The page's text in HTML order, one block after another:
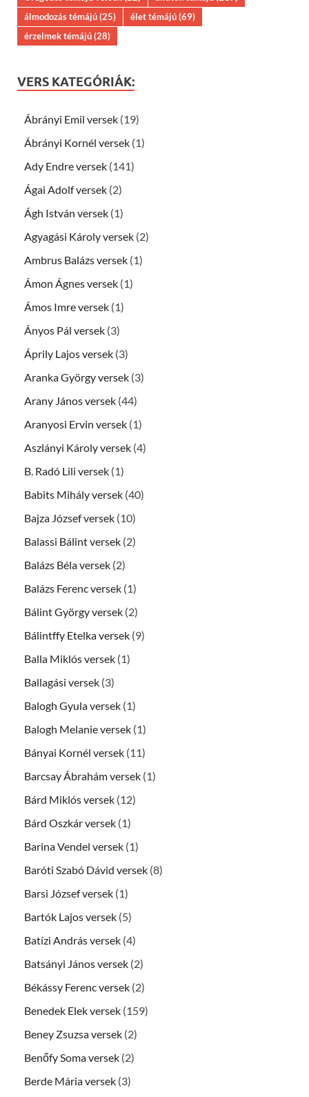
álmodozás témájú(25) élet témájú(69)
érzelmek témájú(28)
VERS KATEGÓRIÁK:
Ábrányi Emil versek (19)
Ábrányi Kornél versek (1)
Ady Endre versek (141)
Ágai Adolf versek (2)
Ágh István versek (1)
Agyagási Károly versek (2)
Ambrus Balázs versek (1)
Ámon Ágnes versek (1)
Ámos Imre versek (1)
Ányos Pál versek (3)
Áprily Lajos versek (3)
Aranka György versek (3)
Arany János versek (44)
Aranyosi Ervin versek (1)
Aszlányi Károly versek (4)
B. Radó Lili versek (1)
Babits Mihály versek (40)
Bajza József versek (10)
Balassi Bálint versek (2)
Balázs Béla versek (2)
Balázs Ferenc versek (1)
Bálint György versek (2)
Bálintffy Etelka versek (9)
Balla Miklós versek (1)
Ballagási versek (3)
Balogh Gyula versek (1)
Balogh Melanie versek (1)
Bányai Kornél versek (11)
Barcsay Ábrahám versek (1)
Bárd Miklós versek (12)
Bárd Oszkár versek (1)
Barina Vendel versek (1)
Baróti Szabó Dávid versek (8)
Barsi József versek (1)
Bartók Lajos versek (5)
Batízi András versek (4)
Batsányi János versek (2)
Békássy Ferenc versek (2)
Benedek Elek versek (159)
Beney Zsuzsa versek (2)
Benőfy Soma versek (2)
Berde Mária versek (3)